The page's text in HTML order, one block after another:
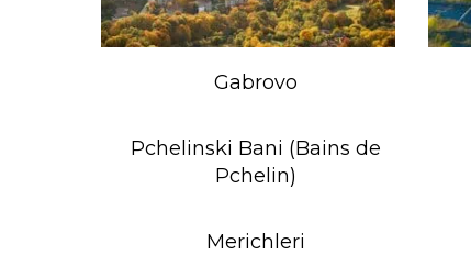
Gabrovo
Pchelinski Bani (Bains de
Pchelin)
Merichleri